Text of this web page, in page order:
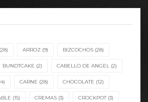
(28) ARROZ (9) BIZCOCHOS (28)
BUNDTCAKE (2) CABELLO DE ANGEL(2)
CARNE (28) CHOCOLATE (12)
(15) CREMAS(3) CROCKPOT(3)